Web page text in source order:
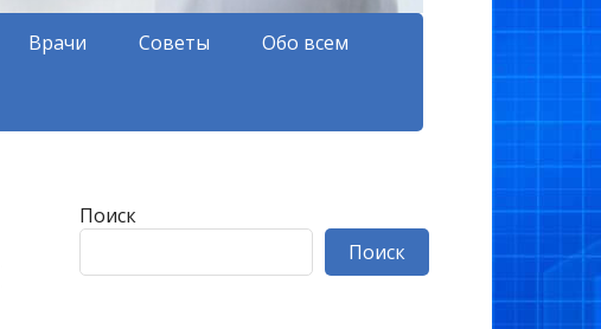
Врачи Советы Обо всем
Поиск
Поиск